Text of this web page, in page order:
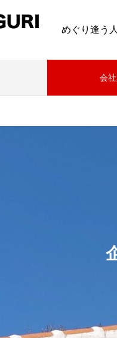
めぐり逢う
会